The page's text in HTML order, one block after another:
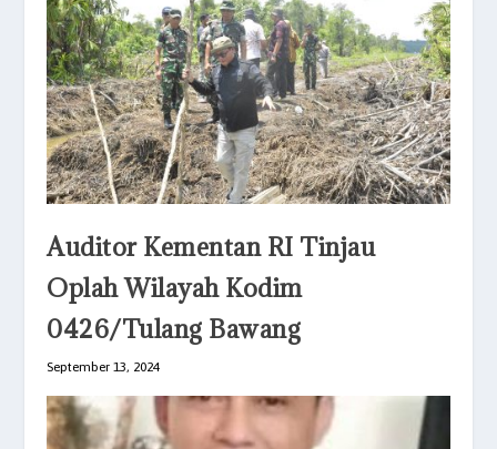
Auditor Kementan RI Tinjau
Oplah Wilayah Kodim
0426/Tulang Bawang
September 13, 2024